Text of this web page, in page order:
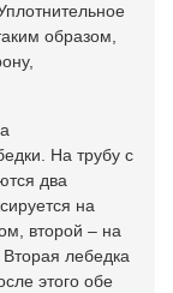
образом,
На трубу с
два
на
второй – на
лебедка
этого обе